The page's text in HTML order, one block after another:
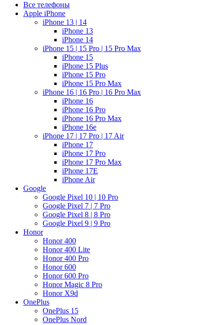
Все телефоны
Apple iPhone
iPhone 13 | 14
iPhone 13
iPhone 14
iPhone 15 | 15 Pro | 15 Pro Max
iPhone 15
iPhone 15 Plus
iPhone 15 Pro
iPhone 15 Pro Max
iPhone 16 | 16 Pro | 16 Pro Max
iPhone 16
iPhone 16 Pro
iPhone 16 Pro Max
iPhone 16e
iPhone 17 | 17 Pro | 17 Air
iPhone 17
iPhone 17 Pro
iPhone 17 Pro Max
iPhone 17E
iPhone Air
Google
Google Pixel 10 | 10 Pro
Google Pixel 7 | 7 Pro
Google Pixel 8 | 8 Pro
Google Pixel 9 | 9 Pro
Honor
Honor 400
Honor 400 Lite
Honor 400 Pro
Honor 600
Honor 600 Pro
Honor Magic 8 Pro
Honor X9d
OnePlus
OnePlus 15
OnePlus Nord